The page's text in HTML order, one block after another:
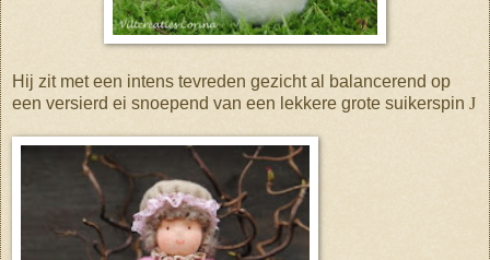
Hij zit met een intens tevreden gezicht al balancerend op
een versierd ei snoepend van een lekkere grote suikerspin J